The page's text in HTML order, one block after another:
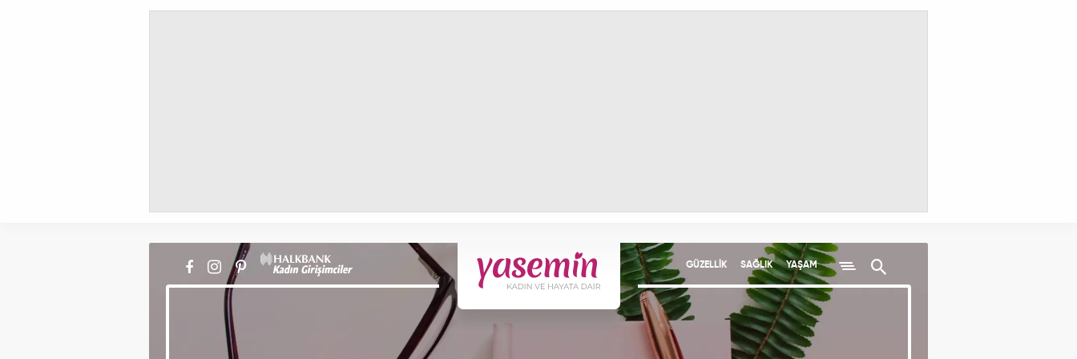
GÜZELLİK SAĞLIK YAŞAM